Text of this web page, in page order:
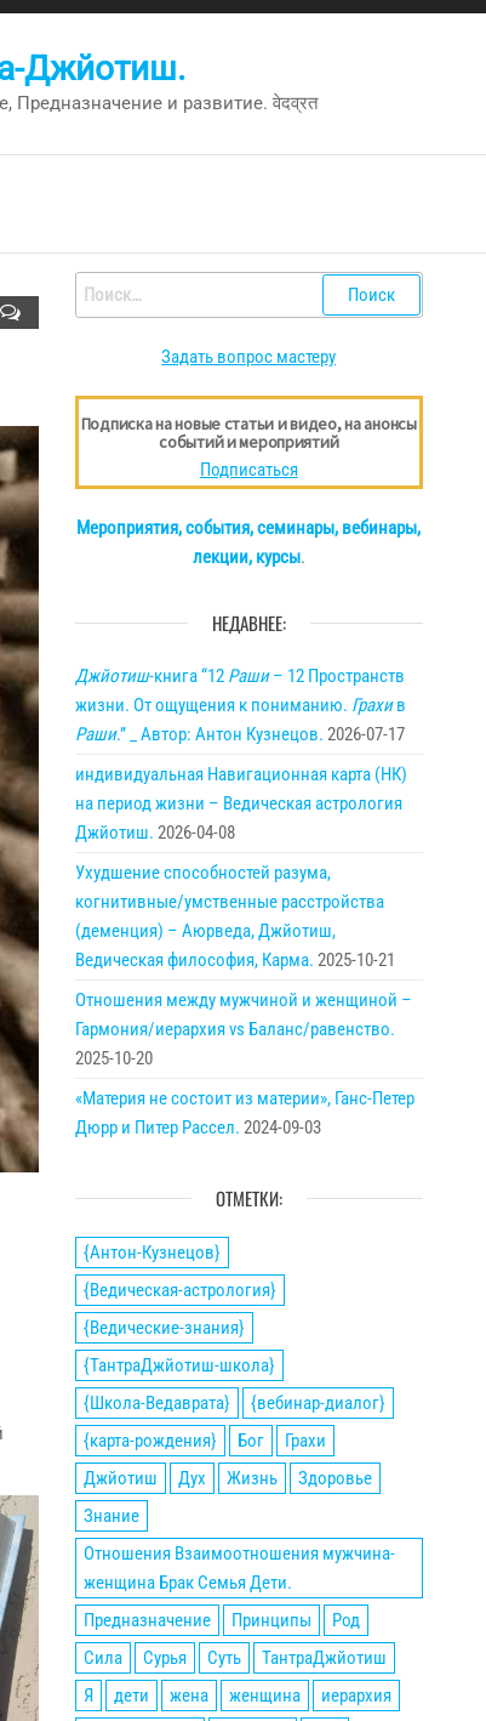
Джйотиш.
и развитие. वेदव्रत
Найти:
Задать вопрос мастеру
Подписка на новые статьи и видео, на анонсы
событий и мероприятий
Подписаться
Мероприятия, события, семинары, вебинары,
лекции, курсы.
НЕДАВНЕЕ:
Джйотиш-книга “12 Раши– 12 Пространств
жизни. От ощущения к пониманию. Грахив
Раши.” _ Автор: Антон Кузнецов. 2026-07-17
индивидуальная Навигационная карта (НК)
на период жизни – Ведическая астрология
Джйотиш. 2026-04-08
Ухудшение способностей разума,
когнитивные/умственные расстройства
(деменция) – Аюрведа, Джйотиш,
Ведическая философия, Карма. 2025-10-21
Отношения между мужчиной и женщиной –
Гармония/иерархия vs Баланс/равенство.
2025-10-20
«Материя не состоит из материи», Ганс-Петер
Дюрр и Питер Рассел. 2024-09-03
ОТМЕТКИ:
{Антон-Кузнецов}
{Ведическая-астрология}
{Ведические-знания}
{ТантраДжйотиш-школа}
{Школа-Ведаврата}
{вебинар-диалог}
{карта-рождения}
Бог
Грахи
Джйотиш
Дух Жизнь
Здоровье
Знание
Отношения Взаимоотношения мужчина-
женщина Брак Семья Дети.
Предназначение
Принципы
Род
Сила
Сурья Суть
ТантраДжйотиш
Я
дети жена женщина
иерархия